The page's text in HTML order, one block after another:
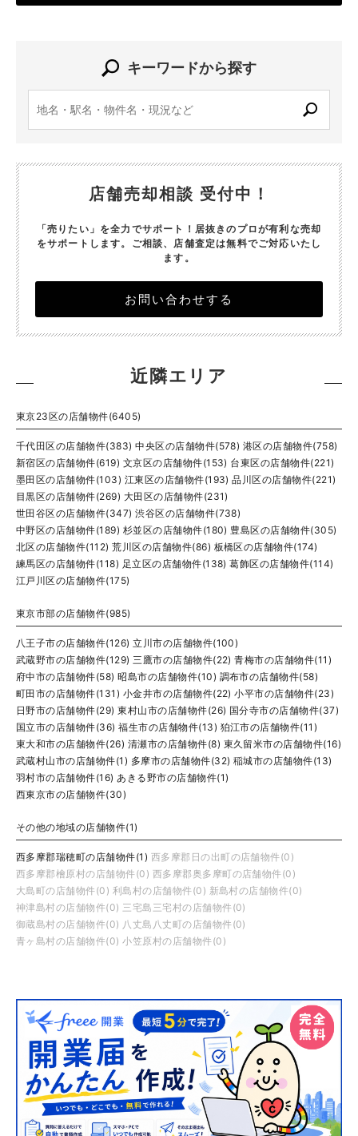
キーワードから探す
店舗売却相談 受付中！
「売りたい」を全力でサポート！居抜きのプロが有利な売却
をサポートします。 ご相談、店舗査定は無料でご対応いたし
ます。
お問い合わせする
近隣エリア
東京23区の店舗物件(6405)
千代田区の店舗物件(383) 中央区の店舗物件(578) 港区の店舗物件(758)
新宿区の店舗物件(619) 文京区の店舗物件(153) 台東区の店舗物件(221)
墨田区の店舗物件(103) 江東区の店舗物件(193) 品川区の店舗物件(221)
目黒区の店舗物件(269) 大田区の店舗物件(231)
世田谷区の店舗物件(347) 渋谷区の店舗物件(738)
中野区の店舗物件(189) 杉並区の店舗物件(180) 豊島区の店舗物件(305)
北区の店舗物件(112) 荒川区の店舗物件(86) 板橋区の店舗物件(174)
練馬区の店舗物件(118) 足立区の店舗物件(138) 葛飾区の店舗物件(114)
江戸川区の店舗物件(175)
東京市部の店舗物件(985)
八王子市の店舗物件(126) 立川市の店舗物件(100)
武蔵野市の店舗物件(129) 三鷹市の店舗物件(22) 青梅市の店舗物件(11)
府中市の店舗物件(58) 昭島市の店舗物件(10) 調布市の店舗物件(58)
町田市の店舗物件(131) 小金井市の店舗物件(22) 小平市の店舗物件(23)
日野市の店舗物件(29) 東村山市の店舗物件(26) 国分寺市の店舗物件(37)
国立市の店舗物件(36) 福生市の店舗物件(13) 狛江市の店舗物件(11)
東大和市の店舗物件(26) 清瀬市の店舗物件(8) 東久留米市の店舗物件(16)
武蔵村山市の店舗物件(1) 多摩市の店舗物件(32) 稲城市の店舗物件(13)
羽村市の店舗物件(16) あきる野市の店舗物件(1)
西東京市の店舗物件(30)
その他の地域の店舗物件(1)
西多摩郡瑞穂町の店舗物件(1) 西多摩郡日の出町の店舗物件(0)
西多摩郡檜原村の店舗物件(0) 西多摩郡奥多摩町の店舗物件(0)
大島町の店舗物件(0) 利島村の店舗物件(0) 新島村の店舗物件(0)
神津島村の店舗物件(0) 三宅島三宅村の店舗物件(0)
御蔵島村の店舗物件(0) 八丈島八丈町の店舗物件(0)
青ヶ島村の店舗物件(0) 小笠原村の店舗物件(0)